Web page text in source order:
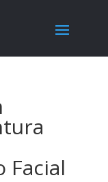
Facial